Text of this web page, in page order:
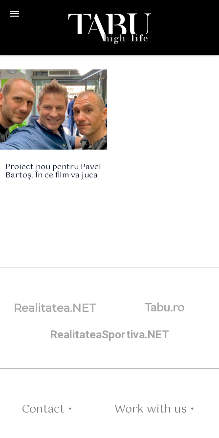
menu
Proiect nou pentru Pavel
Bartoș. În ce film va juca
Realitatea.NET Tabu.ro
RealitateaSportiva.NET
Contact •
Work with us •